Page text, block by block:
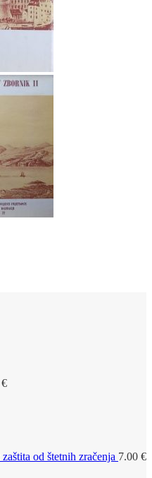
€
od štetnih zračenja 7.00 €